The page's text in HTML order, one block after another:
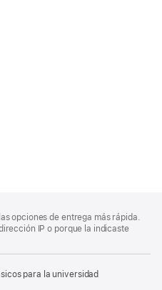
opciones de entrega más rápida.
IP o porque la indicaste
para la universidad